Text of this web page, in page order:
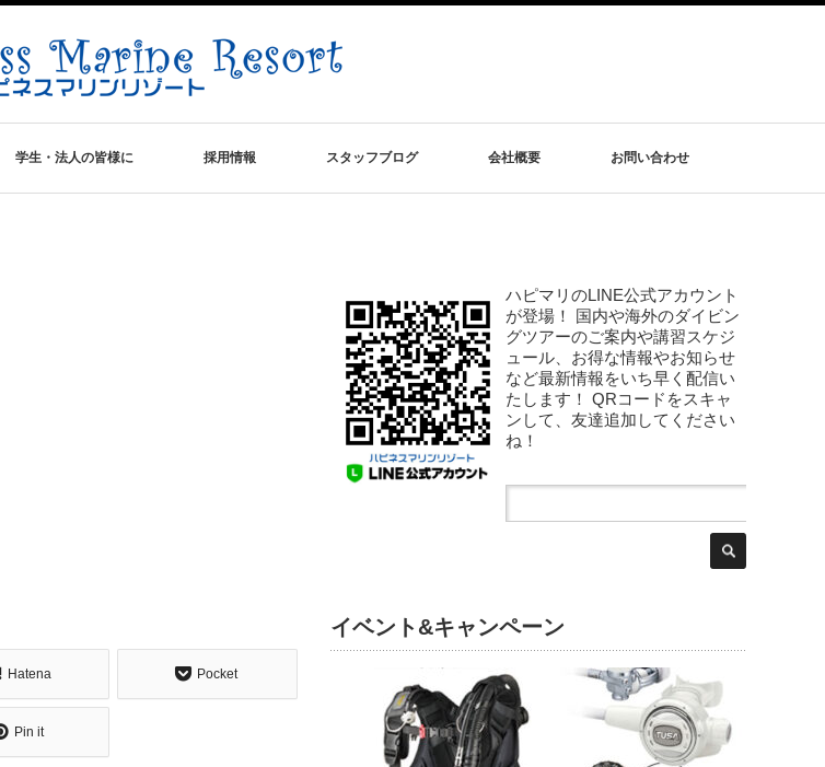
学生・法人の皆様に 採用情報 スタッフブログ 会社概要 お問い合わせ
Hatena Pocket
Pin it
ハピマリのLINE公式アカウント
が登場！ 国内や海外のダイビン
グツアーのご案内や講習スケジ
ュール、お得な情報やお知らせ
など最新情報をいち早く配信い
たします！ QRコードをスキャ
ンして、友達追加してください
ね！
イベント&キャンペーン